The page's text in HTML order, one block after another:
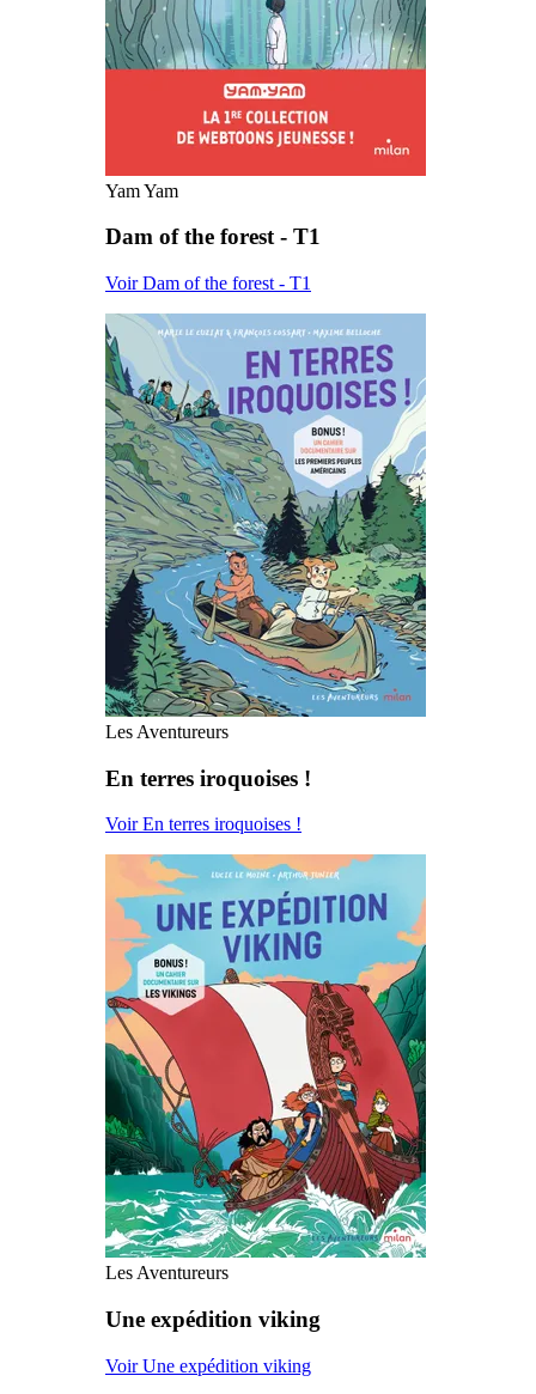
Yam Yam
Dam of the forest - T1
Voir Dam of the forest - T1
Les Aventureurs
En terres iroquoises !
Voir En terres iroquoises !
Les Aventureurs
Une expédition viking
Voir Une expédition viking